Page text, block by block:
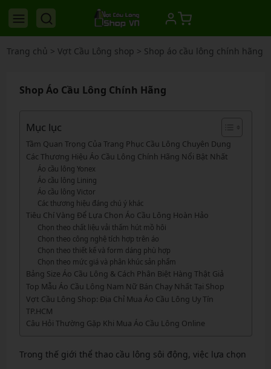
Trang chủ > Vợt Cầu Lông shop > Shop áo cầu lông chính hãng
Shop Áo Cầu Lông Chính Hãng
Mục lục
Tầm Quan Trọng Của Trang Phục Cầu Lông Chuyên Dụng
Các Thương Hiệu Áo Cầu Lông Chính Hãng Nổi Bật Nhất
Áo cầu lông Yonex
Áo cầu lông Lining
Áo cầu lông Victor
Các thương hiệu đáng chú ý khác
Tiêu Chí Vàng Để Lựa Chọn Áo Cầu Lông Hoàn Hảo
Chọn theo chất liệu vải thấm hút mồ hôi
Chọn theo công nghệ tích hợp trên áo
Chọn theo thiết kế và form dáng phù hợp
Chọn theo mức giá và phân khúc sản phẩm
Bảng Size Áo Cầu Lông & Cách Phân Biệt Hàng Thật Giả
Top Mẫu Áo Cầu Lông Nam Nữ Bán Chạy Nhất Tại Shop
Vợt Cầu Lông Shop: Địa Chỉ Mua Áo Cầu Lông Uy Tín
TP.HCM
Câu Hỏi Thường Gặp Khi Mua Áo Cầu Lông Online
Trong thế giới thể thao cầu lông sôi động, việc lựa chọn